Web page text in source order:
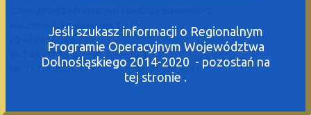
Wybrzeże J. Słowackiego 12-14
50-411 Wrocław
pn.7:30 - 17:30, wt. - pt. 7.30 - 15.30
tel. 71 776 95 01, 71 776 96 51, fax. 71 776 98 41
Jeśli szukasz informacji o Regionalnym
Programie Operacyjnym Województwa
Dolnośląskiego 2014-2020 - pozostań na
tej stronie .